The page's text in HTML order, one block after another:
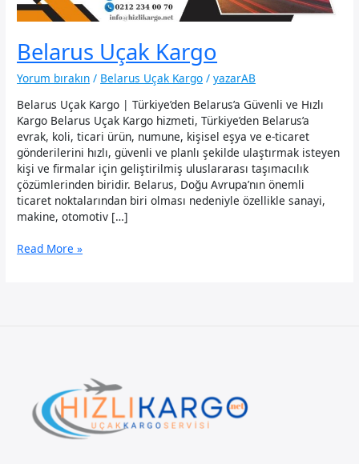
Belarus Uçak Kargo
Yorum bırakın / Belarus Uçak Kargo /yazarAB
Belarus Uçak Kargo | Türkiye’den Belarus’a Güvenli ve Hızlı
Kargo Belarus Uçak Kargo hizmeti, Türkiye’den Belarus’a
evrak, koli, ticari ürün, numune, kişisel eşya ve e-ticaret
gönderilerini hızlı, güvenli ve planlı şekilde ulaştırmak isteyen
kişi ve firmalar için geliştirilmiş uluslararası taşımacılık
çözümlerinden biridir. Belarus, Doğu Avrupa’nın önemli
ticaret noktalarından biri olması nedeniyle özellikle sanayi,
makine, otomotiv […]
Belarus
Read More »